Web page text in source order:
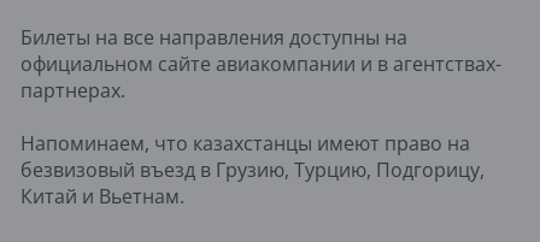
Билеты на все направления доступны на
официальном сайте авиакомпании и в агентствах-
партнерах.
Напоминаем, что казахстанцы имеют право на
безвизовый въезд в Грузию, Турцию, Подгорицу,
Китай и Вьетнам.